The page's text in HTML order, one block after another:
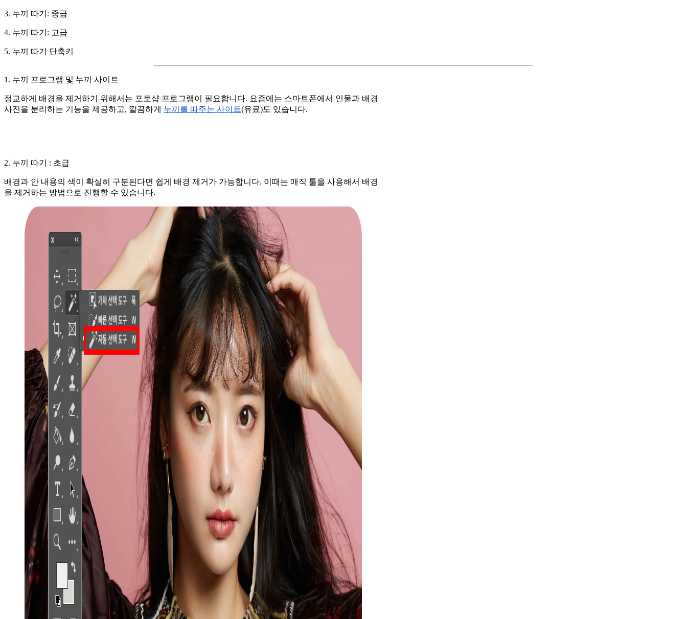
3. 누끼 따기: 중급
4. 누끼 따기: 고급
5. 누끼 따기 단축키
1. 누끼 프로그램 및 누끼 사이트
정교하게 배경을 제거하기 위해서는 포토샵 프로그램이 필요합니다. 요즘에는 스마트폰에서 인물과 배경
사진을 분리하는 기능을 제공하고, 깔끔하게 누끼를 따주는 사이트(유료)도 있습니다.
2. 누끼 따기 : 초급
배경과 안 내용의 색이 확실히 구분된다면 쉽게 배경 제거가 가능합니다. 이때는 매직 툴을 사용해서 배경
을 제거하는 방법으로 진행할 수 있습니다.